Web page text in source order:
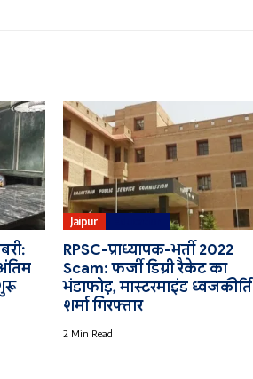
Jaipur
RPSC-प्राध्यापक-भर्ती 2022
Scam: फर्जी डिग्री रैकेट का
भंडाफोड़, मास्टरमाइंड ध्वजकीर्ति
शर्मा गिरफ्तार
2 Min Read